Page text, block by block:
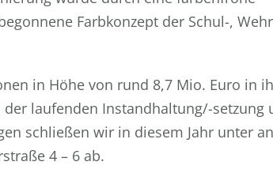
Farbkonzept der Schul-,
in Höhe von rund 8,7 Mio. Euro in
laufenden Instandhaltung/-setzung
schließen wir in diesem Jahr unter
4 – 6 ab.